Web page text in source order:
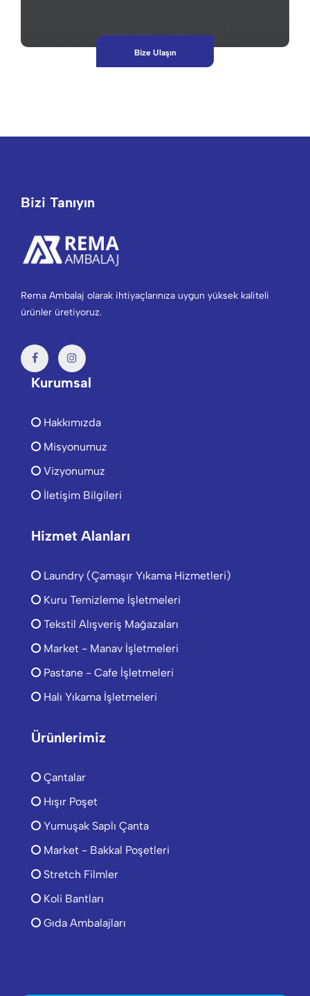
Bize Ulaşın
Bizi Tanıyın
Rema Ambalaj olarak ihtiyaçlarınıza uygun yüksek kaliteli
ürünler üretiyoruz.
Kurumsal
Hakkımızda
Misyonumuz
Vizyonumuz
İletişim Bilgileri
Hizmet Alanları
Laundry (Çamaşır Yıkama Hizmetleri)
Kuru Temizleme İşletmeleri
Tekstil Alışveriş Mağazaları
Market - Manav İşletmeleri
Pastane - Cafe İşletmeleri
Halı Yıkama İşletmeleri
Ürünlerimiz
Çantalar
Hışır Poşet
Yumuşak Saplı Çanta
Market - Bakkal Poşetleri
Stretch Filmler
Koli Bantları
Gıda Ambalajları